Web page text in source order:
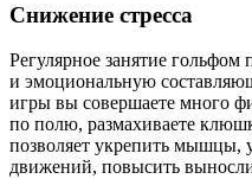
Снижение стресса
Регулярное занятие
и эмоциональную
игры вы совершаете много
по полю, размахиваете
позволяет укрепить мышцы,
движений, повысить